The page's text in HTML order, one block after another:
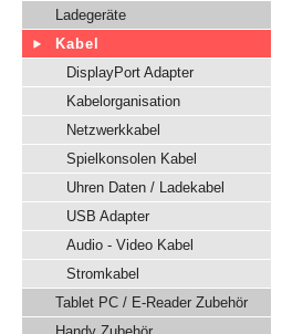
Ladegeräte
Kabel
DisplayPort Adapter
Kabelorganisation
Netzwerkkabel
Spielkonsolen Kabel
Uhren Daten / Ladekabel
USB Adapter
Audio - Video Kabel
Stromkabel
Tablet PC / E-Reader Zubehör